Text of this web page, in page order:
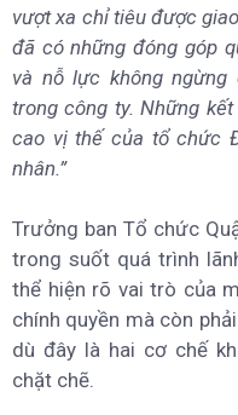
vượt xa chỉ tiêu được
đã có những đóng góp
và nỗ lực không ngừng
trong công ty. Những
cao vị thế của tổ chức
nhân.”
Trưởng ban Tổ chức
trong suốt quá trình
thể hiện rõ vai trò của
chính quyền mà còn
dù đây là hai cơ chế
chặt chẽ.